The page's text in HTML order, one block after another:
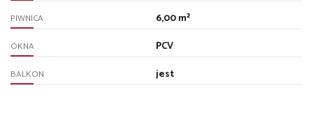
PIWNICA 6,00 m²
OKNA PCV
BALKON jest